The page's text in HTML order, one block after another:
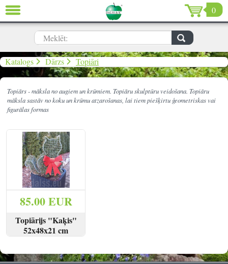
0
Meklēt:
Katalogs Dārzs Topiāri
Topiārs - māksla no augiem un krūmiem. Topiāru skulptūru veidošana. Topiāru
māksla sastāv no koku un krūmu atzarošanas, lai tiem piešķirtu ģeometriskas vai
figurālas formas
85.00 EUR
Topiārijs "Kaķis"
52x48x21 cm
AIZVĒRT
Dārzs (639)
De Luxe (15)
Izpārdošana (59)
Ziemassvētki & Jaunais gads (96)
Valentīndiena (13)
Ielogoties